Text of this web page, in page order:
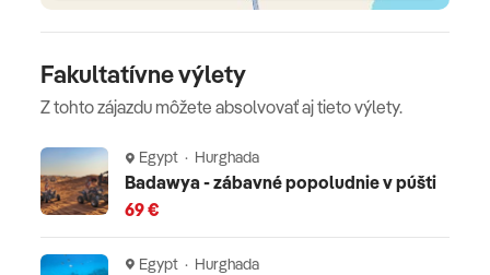
(letiskové poplatky, bezpečnostná taxa, iné poplatky
Celková cena nezahŕňa
Oficiálne hodnotenie
*****
Fakultatívne výlety
Z tohto zájazdu môžete absolvovať aj tieto výlety.
Egypt · Hurghada
Badawya - zábavné popoludnie v púšti
69 €
Egypt · Hurghada